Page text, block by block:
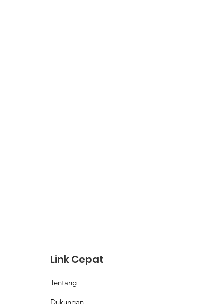
Link Cepat
Tentang
Dukungan